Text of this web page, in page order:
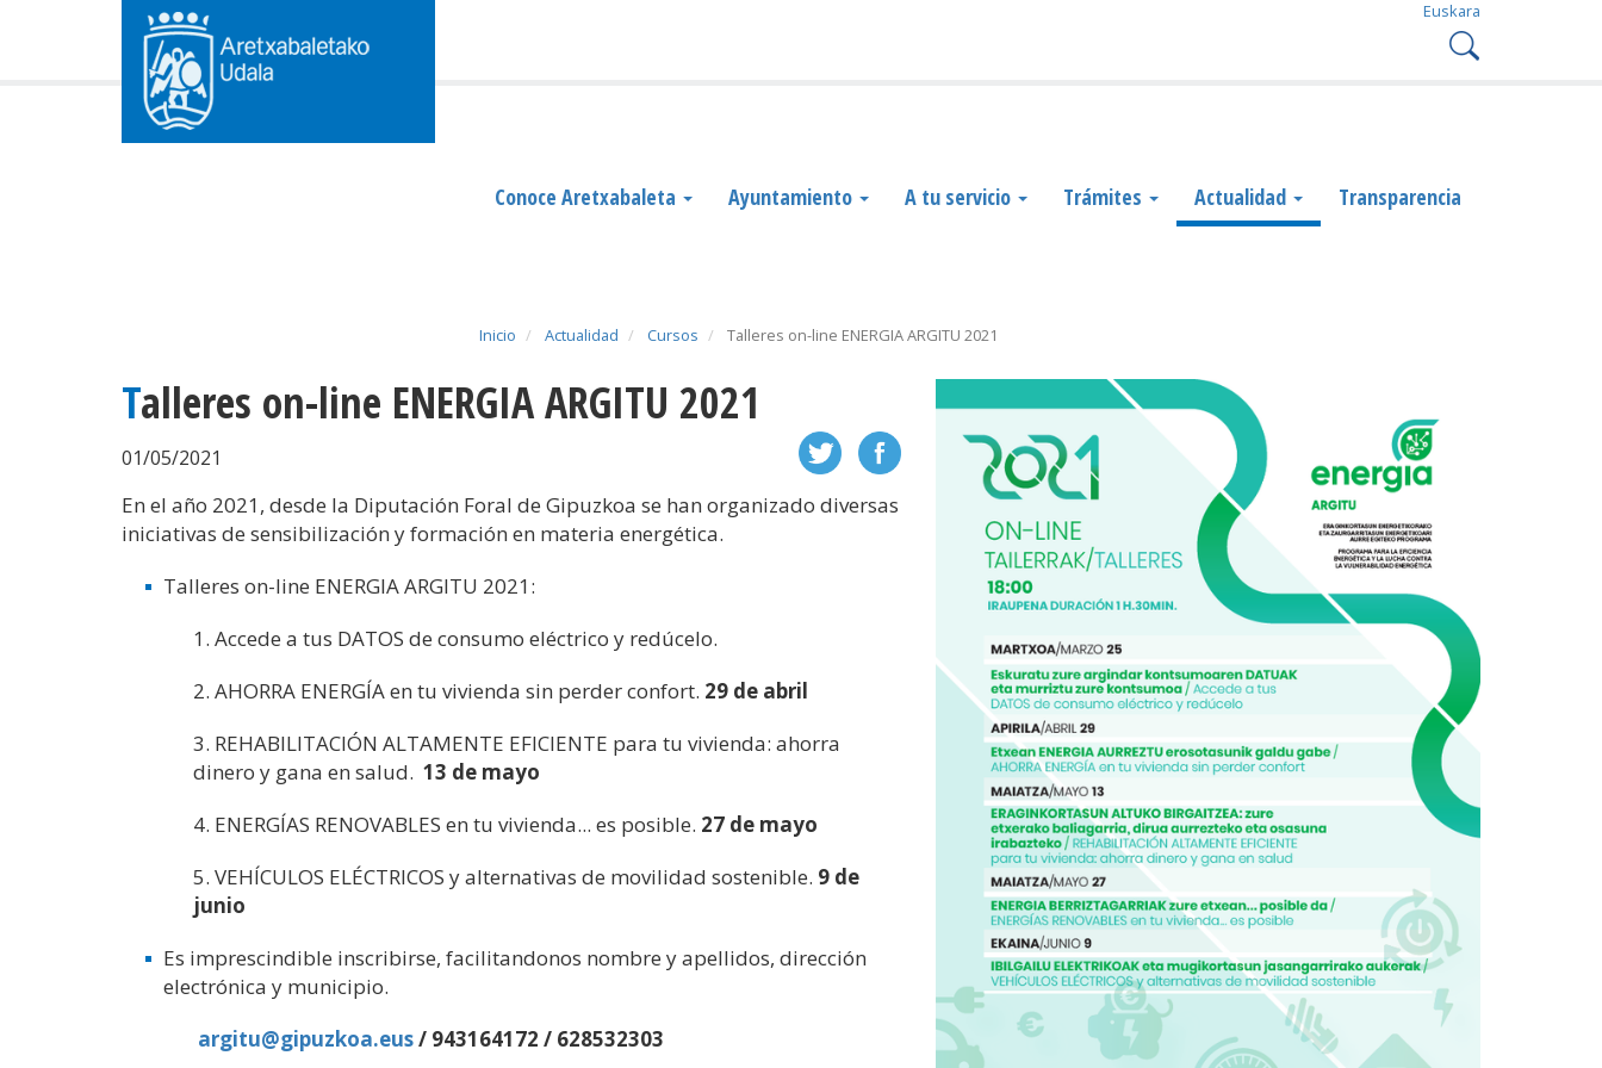
Euskara
Conoce Aretxabaleta Ayuntamiento A tu servicio Trámites Actualidad Transparencia
Inicio Actualidad Cursos Talleres on-line ENERGIA ARGITU 2021
Talleres on-line ENERGIA ARGITU 2021
01/05/2021
En el año 2021, desde la Diputación Foral de Gipuzkoa se han organizado diversas
iniciativas de sensibilización y formación en materia energética.
Talleres on-line ENERGIA ARGITU 2021:
1. Accede a tus DATOS de consumo eléctrico y redúcelo.
2. AHORRA ENERGÍA en tu vivienda sin perder confort. 29 de abril
3. REHABILITACIÓN ALTAMENTE EFICIENTE para tu vivienda: ahorra
dinero y gana en salud. 13 de mayo
4. ENERGÍAS RENOVABLES en tu vivienda... es posible. 27 de mayo
5. VEHÍCULOS ELÉCTRICOS y alternativas de movilidad sostenible. 9 de
junio
Es imprescindible inscribirse, facilitandonos nombre y apellidos, dirección
electrónica y municipio.
argitu@gipuzkoa.eus/ 943164172 / 628532303